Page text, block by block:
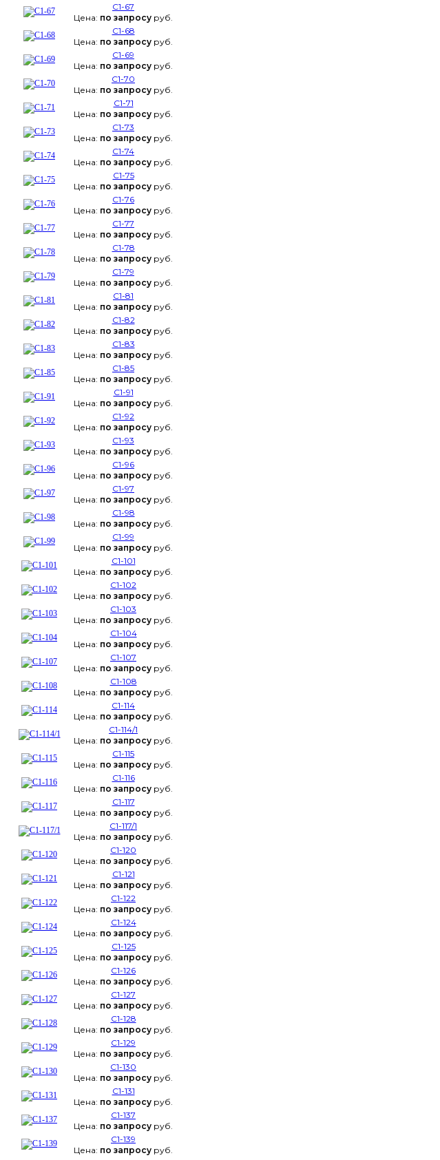
С1-67
Цена: по запросу руб.
С1-68
Цена: по запросу руб.
С1-69
Цена: по запросу руб.
С1-70
Цена: по запросу руб.
С1-71
Цена: по запросу руб.
С1-73
Цена: по запросу руб.
С1-74
Цена: по запросу руб.
С1-75
Цена: по запросу руб.
С1-76
Цена: по запросу руб.
С1-77
Цена: по запросу руб.
С1-78
Цена: по запросу руб.
С1-79
Цена: по запросу руб.
С1-81
Цена: по запросу руб.
С1-82
Цена: по запросу руб.
С1-83
Цена: по запросу руб.
С1-85
Цена: по запросу руб.
С1-91
Цена: по запросу руб.
С1-92
Цена: по запросу руб.
С1-93
Цена: по запросу руб.
С1-96
Цена: по запросу руб.
С1-97
Цена: по запросу руб.
С1-98
Цена: по запросу руб.
С1-99
Цена: по запросу руб.
С1-101
Цена: по запросу руб.
С1-102
Цена: по запросу руб.
С1-103
Цена: по запросу руб.
С1-104
Цена: по запросу руб.
С1-107
Цена: по запросу руб.
С1-108
Цена: по запросу руб.
С1-114
Цена: по запросу руб.
С1-114/1
Цена: по запросу руб.
С1-115
Цена: по запросу руб.
С1-116
Цена: по запросу руб.
С1-117
Цена: по запросу руб.
С1-117/1
Цена: по запросу руб.
С1-120
Цена: по запросу руб.
С1-121
Цена: по запросу руб.
С1-122
Цена: по запросу руб.
С1-124
Цена: по запросу руб.
С1-125
Цена: по запросу руб.
С1-126
Цена: по запросу руб.
С1-127
Цена: по запросу руб.
С1-128
Цена: по запросу руб.
С1-129
Цена: по запросу руб.
С1-130
Цена: по запросу руб.
С1-131
Цена: по запросу руб.
С1-137
Цена: по запросу руб.
С1-139
Цена: по запросу руб.